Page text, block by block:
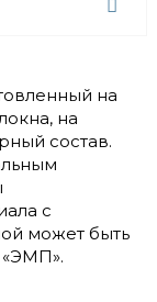
на
на
состав.
с
может быть